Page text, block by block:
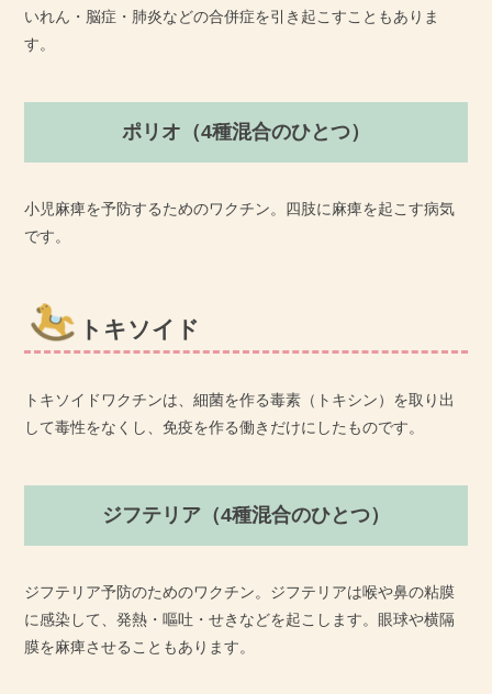
いれん・脳症・肺炎などの合併症を引き起こすこともありま
す。
ポリオ（4種混合のひとつ）
小児麻痺を予防するためのワクチン。四肢に麻痺を起こす病気
です。
トキソイド
トキソイドワクチンは、細菌を作る毒素（トキシン）を取り出
して毒性をなくし、免疫を作る働きだけにしたものです。
ジフテリア（4種混合のひとつ）
ジフテリア予防のためのワクチン。ジフテリアは喉や鼻の粘膜
に感染して、発熱・嘔吐・せきなどを起こします。眼球や横隔
膜を麻痺させることもあります。